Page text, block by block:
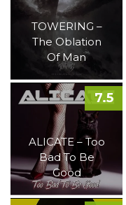
TOWERING –
The Oblation
Of Man
ALICATE – Too
Bad To Be
Good
7.5